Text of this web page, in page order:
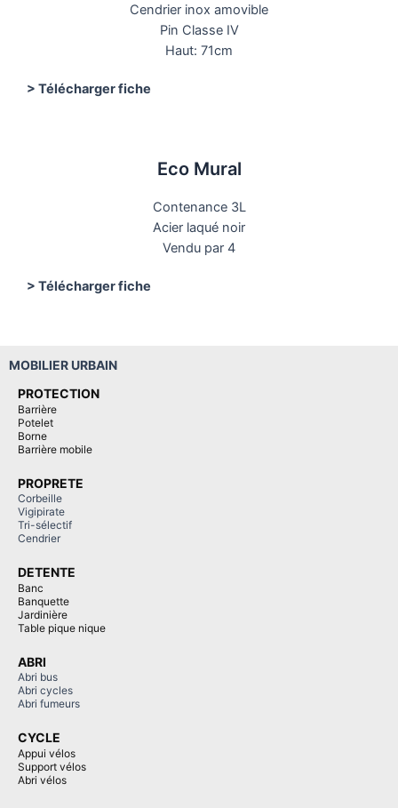
Cendrier inox amovible
Pin Classe IV
Haut: 71cm
> Télécharger fiche
Eco Mural
Contenance 3L
Acier laqué noir
Vendu par 4
> Télécharger fiche
MOBILIER URBAIN
PROTECTION
Barrière
Potelet
Borne
Barrière mobile
PROPRETE
Corbeille
Vigipirate
Tri-sélectif
Cendrier
DETENTE
Banc
Banquette
Jardinière
Table pique nique
ABRI
Abri bus
Abri cycles
Abri fumeurs
CYCLE
Appui vélos
Support vélos
Abri vélos